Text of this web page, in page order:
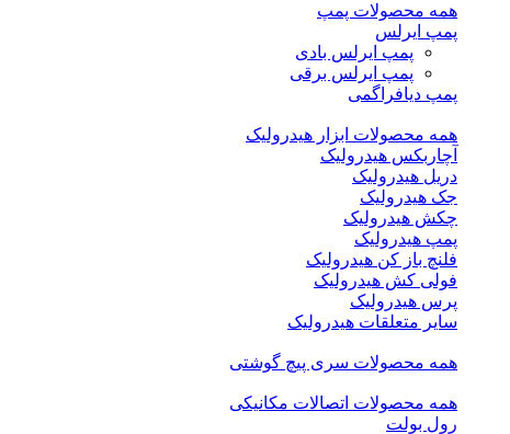
همه محصولات پمپ
پمپ ایرلس
پمپ ایرلس بادی
پمپ ایرلس برقی
پمپ دیافراگمی
همه محصولات ابزار هیدرولیک
آچاربکس هیدرولیک
دریل هیدرولیک
جک هیدرولیک
چکش هیدرولیک
پمپ هیدرولیک
فلنچ باز کن هیدرولیک
فولی کش هیدرولیک
پرس هیدرولیک
سایر متعلقات هیدرولیک
همه محصولات سری پیچ گوشتی
همه محصولات اتصالات مکانیکی
رول بولت